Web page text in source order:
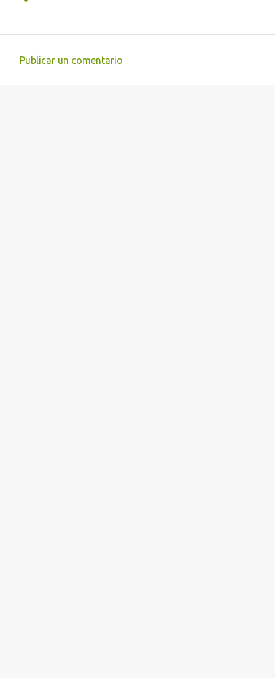
Publicar un comentario